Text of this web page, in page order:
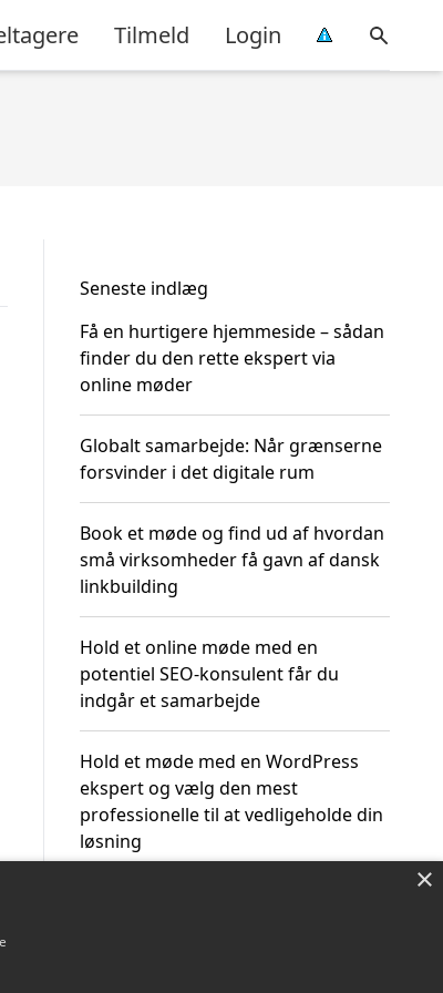
Tilmeld Login
Seneste indlæg
Få en hurtigere hjemmeside – sådan
finder du den rette ekspert via
online møder
Globalt samarbejde: Når grænserne
forsvinder i det digitale rum
Book et møde og find ud af hvordan
små virksomheder få gavn af dansk
linkbuilding
Hold et online møde med en
potentiel SEO-konsulent får du
indgår et samarbejde
Hold et møde med en WordPress
ekspert og vælg den mest
professionelle til at vedligeholde din
løsning
×